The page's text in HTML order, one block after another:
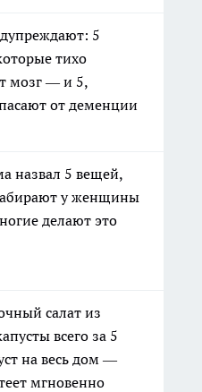
5
тихо
мозг — и 5,
от деменции
назвал 5 вещей,
у женщины
делают это
салат из
всего за 5
на весь дом —
мгновенно